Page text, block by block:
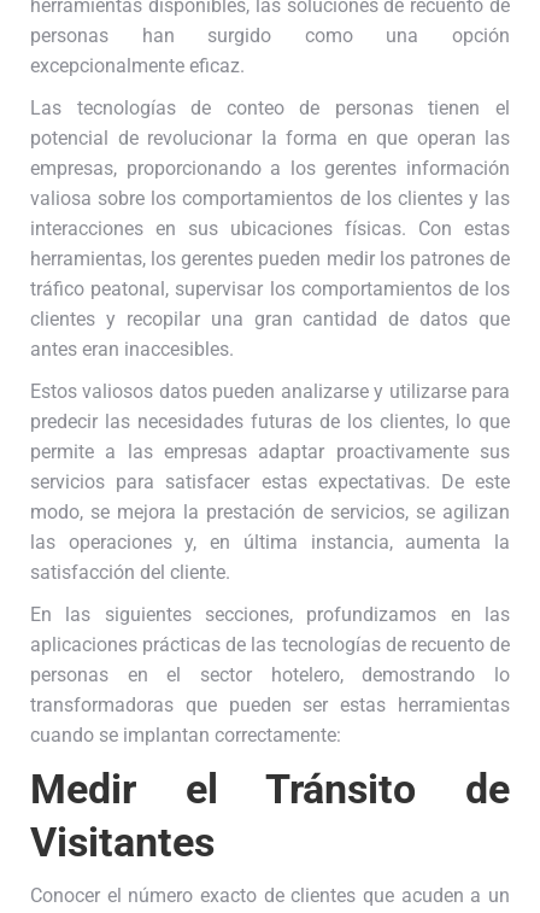
herramientas disponibles, las soluciones de recuento de
personas han surgido como una opción
excepcionalmente eficaz.
Las tecnologías de conteo de personas tienen el
potencial de revolucionar la forma en que operan las
empresas, proporcionando a los gerentes información
valiosa sobre los comportamientos de los clientes y las
interacciones en sus ubicaciones físicas. Con estas
herramientas, los gerentes pueden medir los patrones de
tráfico peatonal, supervisar los comportamientos de los
clientes y recopilar una gran cantidad de datos que
antes eran inaccesibles.
Estos valiosos datos pueden analizarse y utilizarse para
predecir las necesidades futuras de los clientes, lo que
permite a las empresas adaptar proactivamente sus
servicios para satisfacer estas expectativas. De este
modo, se mejora la prestación de servicios, se agilizan
las operaciones y, en última instancia, aumenta la
satisfacción del cliente.
En las siguientes secciones, profundizamos en las
aplicaciones prácticas de las tecnologías de recuento de
personas en el sector hotelero, demostrando lo
transformadoras que pueden ser estas herramientas
cuando se implantan correctamente:
Medir el Tránsito de
Visitantes
Conocer el número exacto de clientes que acuden a un